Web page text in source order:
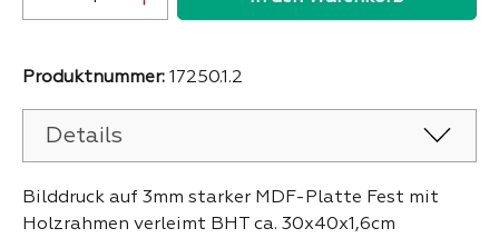
Produktnummer: 17250.1.2
Details
Bilddruck auf 3mm starker MDF-Platte Fest mit
Holzrahmen verleimt BHT ca. 30x40x1,6cm